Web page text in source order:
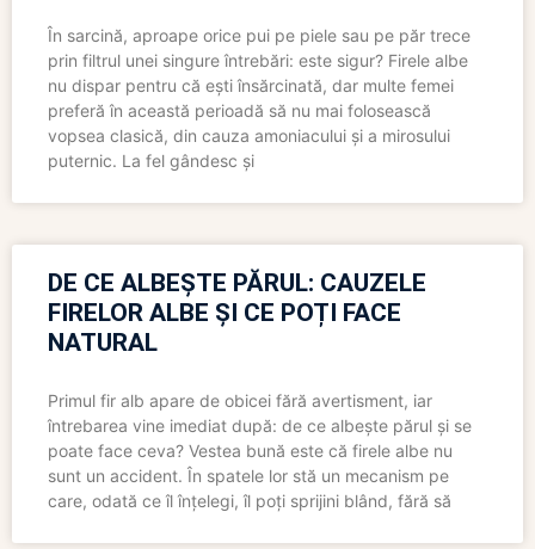
În sarcină, aproape orice pui pe piele sau pe păr trece
prin filtrul unei singure întrebări: este sigur? Firele albe
nu dispar pentru că ești însărcinată, dar multe femei
preferă în această perioadă să nu mai folosească
vopsea clasică, din cauza amoniacului și a mirosului
puternic. La fel gândesc și
DE CE ALBEȘTE PĂRUL: CAUZELE
FIRELOR ALBE ȘI CE POȚI FACE
NATURAL
Primul fir alb apare de obicei fără avertisment, iar
întrebarea vine imediat după: de ce albește părul și se
poate face ceva? Vestea bună este că firele albe nu
sunt un accident. În spatele lor stă un mecanism pe
care, odată ce îl înțelegi, îl poți sprijini blând, fără să